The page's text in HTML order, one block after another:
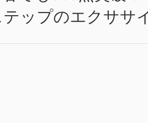
ップのエクササ